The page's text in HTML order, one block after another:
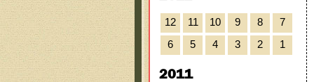
12 11 10 9 8
7
6
5 4 3 2 1
2011